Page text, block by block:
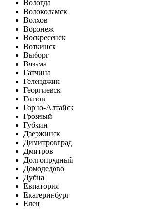
Вологда
Волоколамск
Волхов
Воронеж
Воскресенск
Воткинск
Выборг
Вязьма
Гатчина
Геленджик
Георгиевск
Глазов
Горно-Алтайск
Грозный
Губкин
Дзержинск
Димитровград
Дмитров
Долгопрудный
Домодедово
Дубна
Евпатория
Екатеринбург
Елец